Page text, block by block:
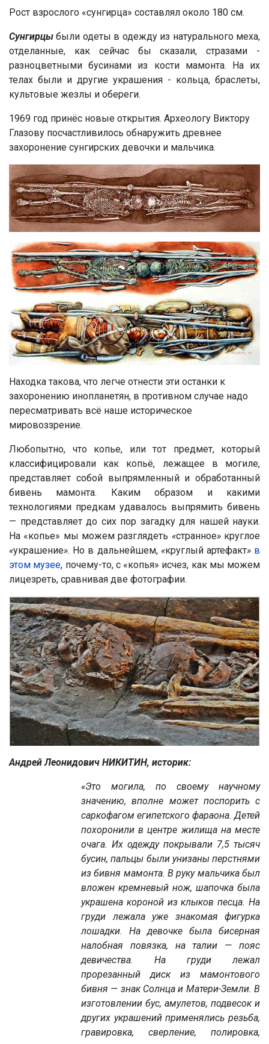
Рост взрослого «сунгирца» составлял около 180 см.
Сунгирцы были одеты в одежду из натурального меха,
отделанные, как сейчас бы сказали, стразами -
разноцветными бусинами из кости мамонта. На их
телах были и другие украшения - кольца, браслеты,
культовые жезлы и обереги.
1969 год принёс новые открытия. Археологу Виктору
Глазову посчастливилось обнаружить древнее
захоронение сунгирских девочки и мальчика.
Находка такова, что легче отнести эти останки к
захоронению инопланетян, в противном случае надо
пересматривать всё наше историческое
мировоззрение.
Любопытно, что копье, или тот предмет, который
классифицировали как копьё, лежащее в могиле,
представляет собой выпрямленный и обработанный
бивень мамонта. Каким образом и какими
технологиями предкам удавалось выпрямить бивень
— представляет до сих пор загадку для нашей науки.
На «копье» мы можем разглядеть «странное»круглое
«украшение». Но в дальнейшем, «круглый артефакт» в
этом музее, почему-то, с «копья» исчез, как мы можем
лицезреть, сравнивая две фотографии.
Андрей Леонидович НИКИТИН, историк:
«Это могила, по своему научному
значению, вполне может поспорить с
саркофагом египетского фараона. Детей
похоронили в центре жилища на месте
очага. Их одежду покрывали 7,5 тысяч
бусин, пальцы были унизаны перстнями
из бивня мамонта. В руку мальчика был
вложен кремневый нож, шапочка была
украшена короной из клыков песца. На
груди лежала уже знакомая фигурка
лошадки. На девочке была бисерная
налобная повязка, на талии — пояс
девичества. На груди лежал
прорезанный диск из мамонтового
бивня — знак Солнца и Матери-Земли. В
изготовлении бус, амулетов, подвесок и
других украшений применялись резьба,
гравировка, сверление, полировка,